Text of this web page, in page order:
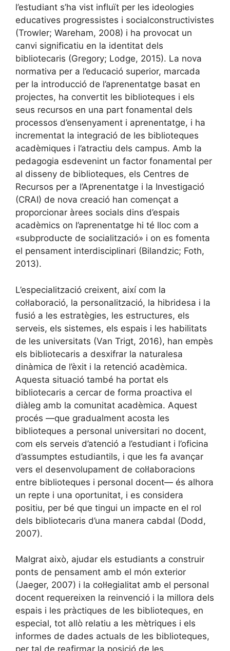
l’estudiant s’ha vist influït per les ideologies
educatives progressistes i socialconstructivistes
(Trowler; Wareham, 2008) i ha provocat un
canvi significatiu en la identitat dels
bibliotecaris (Gregory; Lodge, 2015). La nova
normativa per a l’educació superior, marcada
per la introducció de l’aprenentatge basat en
projectes, ha convertit les biblioteques i els
seus recursos en una part fonamental dels
processos d’ensenyament i aprenentatge, i ha
incrementat la integració de les biblioteques
acadèmiques i l’atractiu dels campus. Amb la
pedagogia esdevenint un factor fonamental per
al disseny de biblioteques, els Centres de
Recursos per a l’Aprenentatge i la Investigació
(CRAI) de nova creació han començat a
proporcionar àrees socials dins d’espais
acadèmics on l’aprenentatge hi té lloc com a
«subproducte de socialització» i on es fomenta
el pensament interdisciplinari (Bilandzic; Foth,
2013).
L’especialització creixent, així com la
col·laboració, la personalització, la hibridesa i la
fusió a les estratègies, les estructures, els
serveis, els sistemes, els espais i les habilitats
de les universitats (Van Trigt, 2016), han empès
els bibliotecaris a desxifrar la naturalesa
dinàmica de l’èxit i la retenció acadèmica.
Aquesta situació també ha portat els
bibliotecaris a cercar de forma proactiva el
diàleg amb la comunitat acadèmica. Aquest
procés —que gradualment acosta les
biblioteques a personal universitari no docent,
com els serveis d’atenció a l’estudiant i l’oficina
d’assumptes estudiantils, i que les fa avançar
vers el desenvolupament de col·laboracions
entre biblioteques i personal docent— és alhora
un repte i una oportunitat, i es considera
positiu, per bé que tingui un impacte en el rol
dels bibliotecaris d’una manera cabdal (Dodd,
2007).
Malgrat això, ajudar els estudiants a construir
ponts de pensament amb el món exterior
(Jaeger, 2007) i la col·legialitat amb el personal
docent requereixen la reinvenció i la millora dels
espais i les pràctiques de les biblioteques, en
especial, tot allò relatiu a les mètriques i els
informes de dades actuals de les biblioteques,